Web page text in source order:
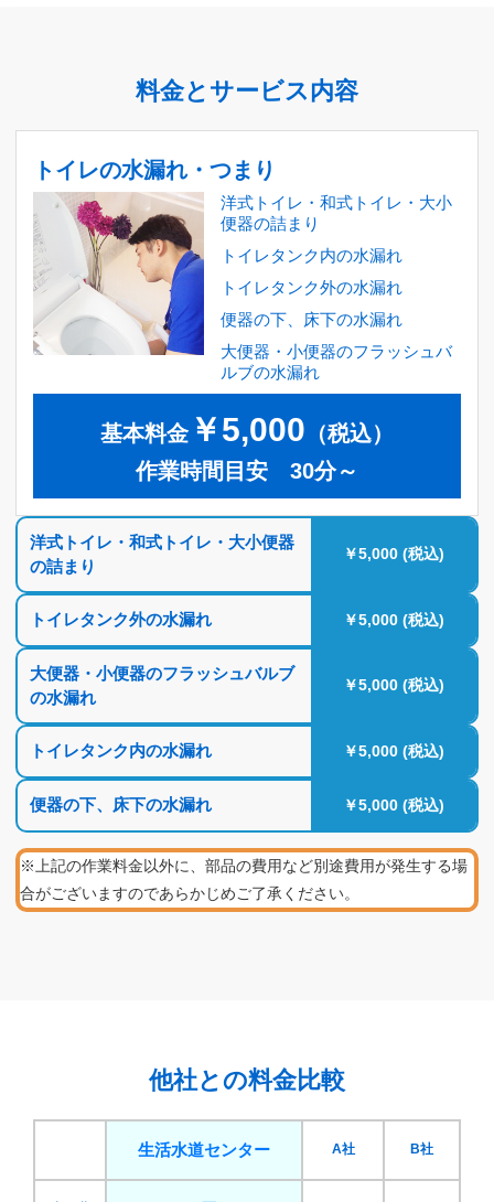
料金とサービス内容
トイレの水漏れ・つまり
洋式トイレ・和式トイレ・大小
便器の詰まり
トイレタンク内の水漏れ
トイレタンク外の水漏れ
便器の下、床下の水漏れ
大便器・小便器のフラッシュバ
ルブの水漏れ
基本料金￥5,000 （税込）
作業時間目安 30分～
洋式トイレ・和式トイレ・大小便器
の詰まり
￥5,000 (税込)
トイレタンク外の水漏れ ￥5,000 (税込)
大便器・小便器のフラッシュバルブ
の水漏れ
￥5,000 (税込)
トイレタンク内の水漏れ ￥5,000 (税込)
便器の下、床下の水漏れ ￥5,000 (税込)
※上記の作業料金以外に、部品の費用など別途費用が発生する場
合がございますのであらかじめご了承ください。
他社との料金比較
生活水道センター A社 B社